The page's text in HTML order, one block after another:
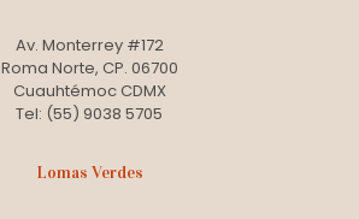
Av. Monterrey #172
Roma Norte, CP. 06700
Cuauhtémoc CDMX
Tel: (55) 9038 5705
Lomas Verdes